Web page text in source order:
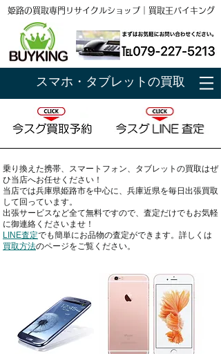
姫路の買取専門リサイクルショップ｜買取王バイキング
スマホ・タブレットの買取
乗り換えた携帯、スマートフォン、タブレット の買取はぜ
ひ当店へお任せください！
当店では兵庫県姫路市を中心に、兵庫近県を毎日出張買取
して回っています。
出張サービスなど全て無料ですので、査定だけでもお気軽
に御連絡くださいませ！
LINE査定でも簡単にお品物の査定ができます。詳しくは
買取方法のページをご覧ください。